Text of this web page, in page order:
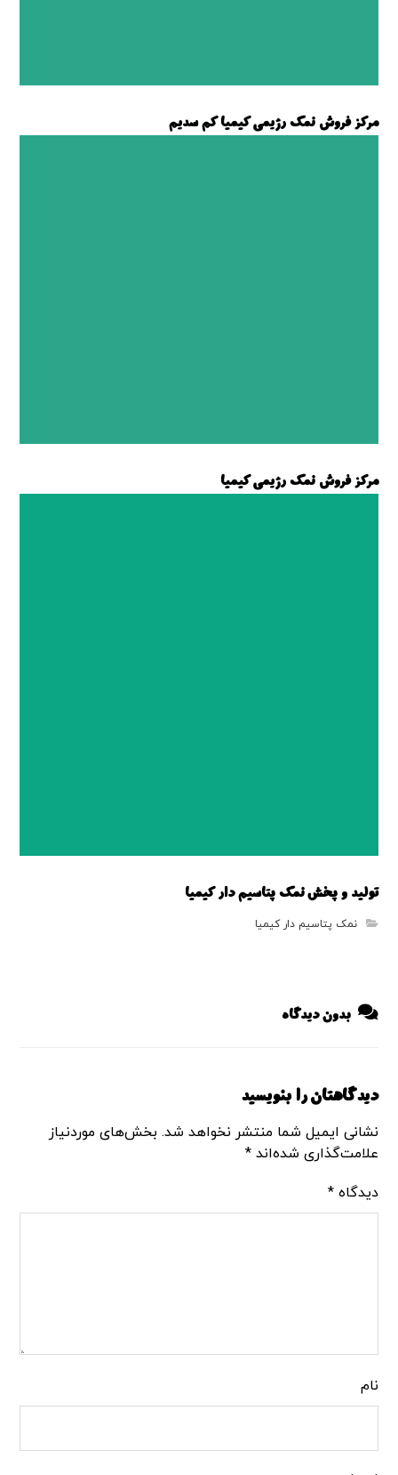
مرکز فروش نمک رژیمی کیمیا کم سدیم
مرکز فروش نمک رژیمی کیمیا
تولید و پخش نمک پتاسیم دار کیمیا
نمک پتاسیم دار کیمیا
بدون دیدگاه
دیدگاهتان را بنویسید
نشانی ایمیل شما منتشر نخواهد شد. بخش‌های موردنیاز
علامت‌گذاری شده‌اند*
دیدگاه*
نام